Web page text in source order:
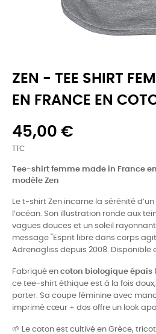
ZEN - TEE SHIRT
EN FRANCE EN
45,00 €
TTC
Tee-shirt femme made in France
modèle Zen
Le t-shirt Zen incarne la sérénité
l’océan. Son illustration ronde aux
vagues douces et un soleil
message "Esprit libre dans corps
Adrenagliss depuis 2008. Disponible
Fabriqué en coton biologique épais
ce tee-shirt éthique est à la fois
porter. Sa coupe féminine avec
imprimé cœur + dos offre un look
🌱 Le coton est cultivé en Grèce,